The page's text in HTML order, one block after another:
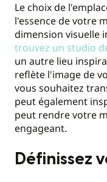
Le choix de
l'essence de votre
dimension visuelle
trouvez un studio
un autre lieu
reflète l'image de
vous souhaitez
peut également
peut rendre votre
engageant.
Définissez